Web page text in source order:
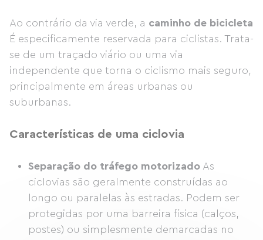
Ao contrário da via verde, a caminho de bicicleta
É especificamente reservada para ciclistas. Trata-
se de um traçado viário ou uma via
independente que torna o ciclismo mais seguro,
principalmente em áreas urbanas ou
suburbanas.
Características de uma ciclovia
Separação do tráfego motorizado As
ciclovias são geralmente construídas ao
longo ou paralelas às estradas. Podem ser
protegidas por uma barreira física (calços,
postes) ou simplesmente demarcadas no